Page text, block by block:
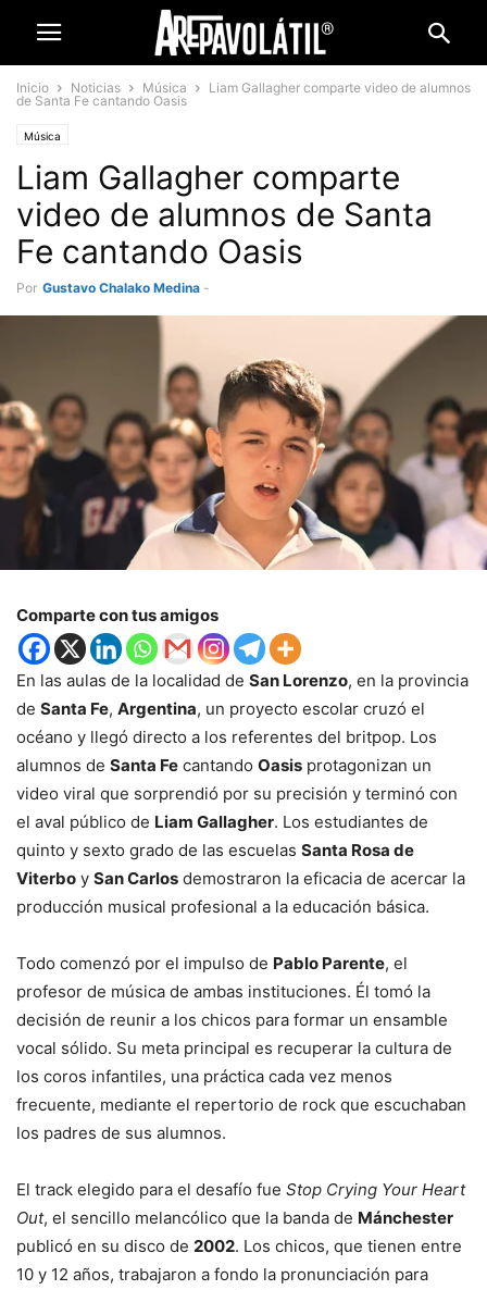
Inicio Noticias Música
Liam Gallagher comparte video de alumnos
de Santa Fe cantando Oasis
Música
Liam Gallagher comparte
video de alumnos de Santa
Fe cantando Oasis
Por Gustavo Chalako Medina -
Comparte con tus amigos
En las aulas de la localidad de San Lorenzo, en la provincia
de Santa Fe, Argentina, un proyecto escolar cruzó el
océano y llegó directo a los referentes del britpop. Los
alumnos de Santa Fe cantando Oasis protagonizan un
video viral que sorprendió por su precisión y terminó con
el aval público de Liam Gallagher. Los estudiantes de
quinto y sexto grado de las escuelas Santa Rosa de
Viterbo y San Carlos demostraron la eficacia de acercar la
producción musical profesional a la educación básica.
Todo comenzó por el impulso de Pablo Parente, el
profesor de música de ambas instituciones. Él tomó la
decisión de reunir a los chicos para formar un ensamble
vocal sólido. Su meta principal es recuperar la cultura de
los coros infantiles, una práctica cada vez menos
frecuente, mediante el repertorio de rock que escuchaban
los padres de sus alumnos.
El track elegido para el desafío fue Stop Crying Your Heart
Out, el sencillo melancólico que la banda de Mánchester
publicó en su disco de 2002. Los chicos, que tienen entre
10 y 12 años, trabajaron a fondo la pronunciación para